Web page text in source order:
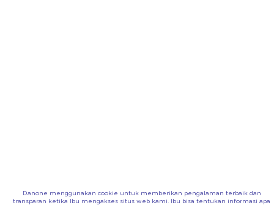
Danone menggunakan cookie untuk memberikan pengalaman terbaik dan
transparan ketika Ibu mengakses situs web kami. Ibu bisa tentukan informasi apa